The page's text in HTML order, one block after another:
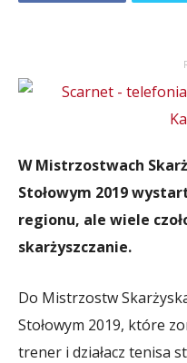
W Mistrzostwach
Stołowym 2019
regionu, ale wiele
skarżyszczanie.
Do Mistrzostw
Stołowym 2019, które
trener i działacz tenisa